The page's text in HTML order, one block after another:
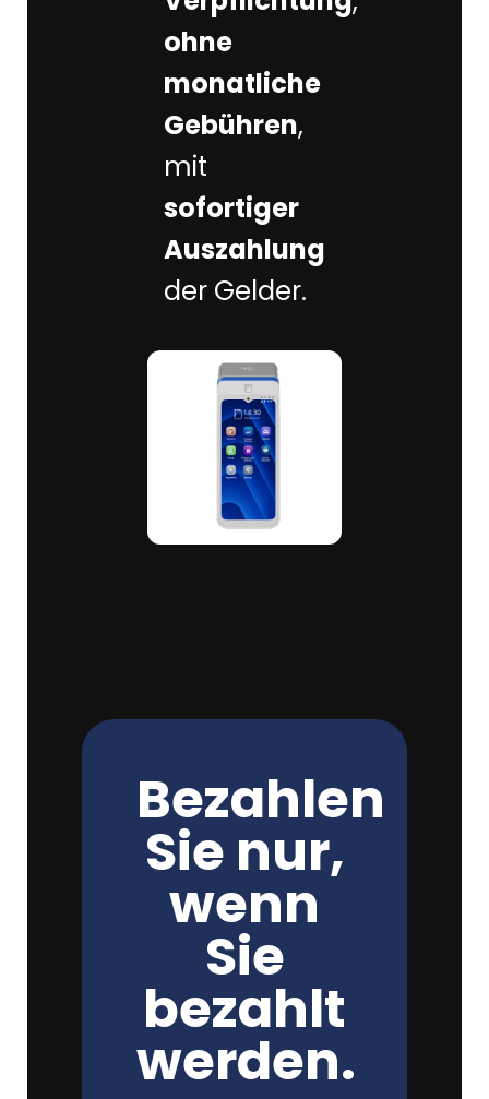
ohne
monatliche
Gebühren,
mit
sofortiger
Auszahlung
der Gelder.
Bezahlen
Sie nur,
wenn
Sie
bezahlt
werden.